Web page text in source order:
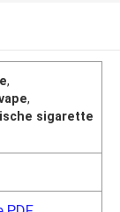
,
,
sigarette